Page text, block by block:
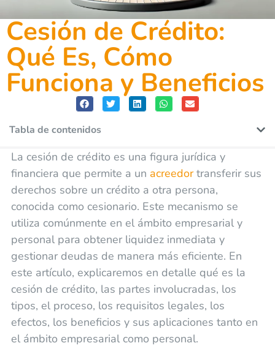
Cesión de Crédito:
Qué Es, Cómo
Funciona y Beneficios
Tabla de contenidos
La cesión de crédito es una figura jurídica y
financiera que permite a un acreedortransferir sus
derechos sobre un crédito a otra persona,
conocida como cesionario. Este mecanismo se
utiliza comúnmente en el ámbito empresarial y
personal para obtener liquidez inmediata y
gestionar deudas de manera más eficiente. En
este artículo, explicaremos en detalle qué es la
cesión de crédito, las partes involucradas, los
tipos, el proceso, los requisitos legales, los
efectos, los beneficios y sus aplicaciones tanto en
el ámbito empresarial como personal.